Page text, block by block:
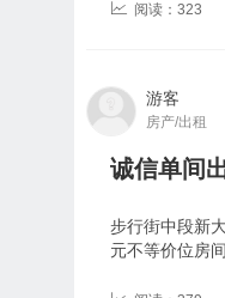
阅读：323
游客
房产/出租
诚信单间
步行街中段新
元不等价位房间